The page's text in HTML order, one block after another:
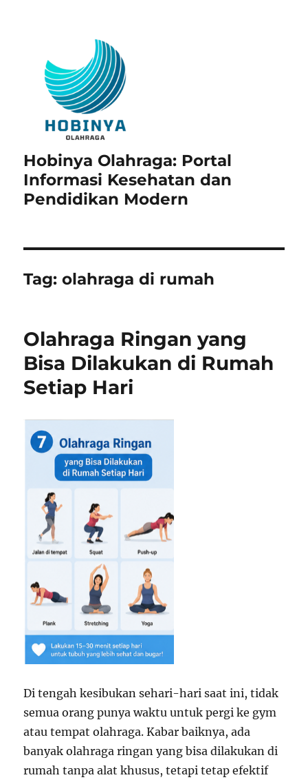
Hobinya Olahraga: Portal
Informasi Kesehatan dan
Pendidikan Modern
Tag:olahraga di rumah
Olahraga Ringan yang
Bisa Dilakukan di Rumah
Setiap Hari
Di tengah kesibukan sehari-hari saat ini, tidak
semua orang punya waktu untuk pergi ke gym
atau tempat olahraga. Kabar baiknya, ada
banyak olahraga ringan yang bisa dilakukan di
rumah tanpa alat khusus, tetapi tetap efektif